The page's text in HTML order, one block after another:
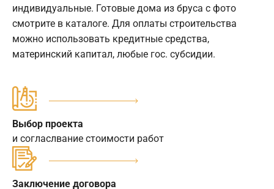
индивидуальные. Готовые дома из бруса с фото
смотрите в каталоге. Для оплаты строительства
можно использовать кредитные средства,
материнский капитал, любые гос. субсидии.
Выбор проекта
и согласлвание стоимости работ
Заключение договора